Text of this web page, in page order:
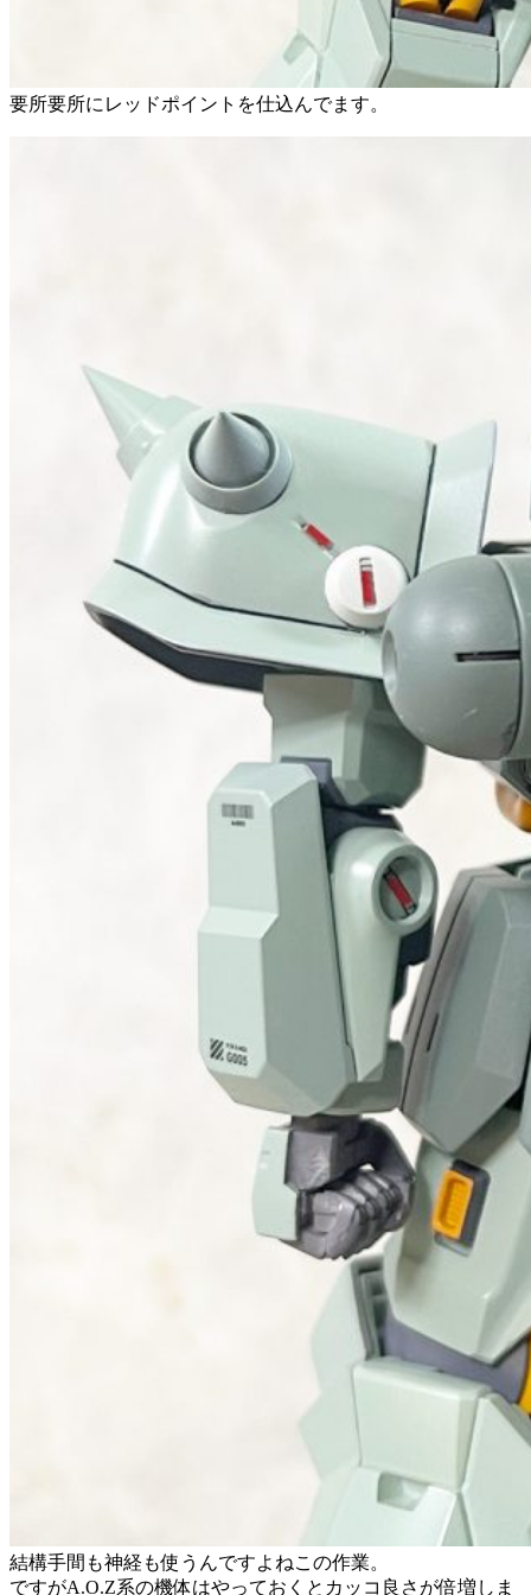
要所要所にレッドポイントを仕込んでます。
結構手間も神経も使うんですよねこの作業。
ですがA.O.Z系の機体はやっておくとカッコ良さが倍増しま